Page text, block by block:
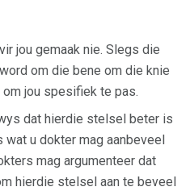
jou gemaak nie. Slegs die
om die bene om die knie
jou spesifiek te pas.
dat hierdie stelsel beter is
u dokter mag aanbeveel
mag argumenteer dat
hierdie stelsel aan te beveel